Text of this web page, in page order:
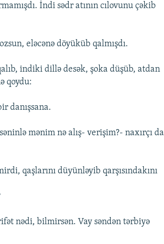
İndi sədr atının cılovunu çəkib
eləcənə döyüküb qalmışdı.
indiki dillə desək, şoka düşüb, atdan
qoydu:
danışsana.
mənim nə alış- verişim?- naxırçı da
qaşlarını düyünləyib qarşısındakını
nədi, bilmirsən. Vay səndən tərbiyə